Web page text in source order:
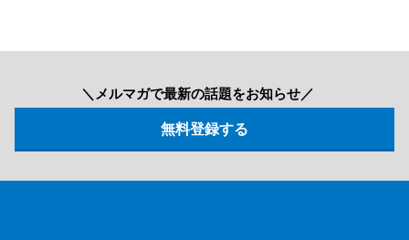
＼メルマガで最新の話題をお知らせ／